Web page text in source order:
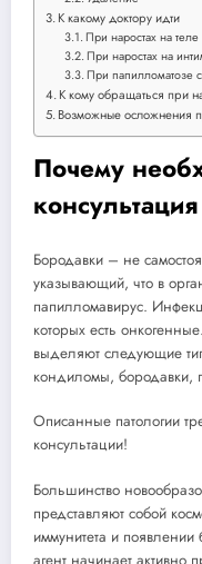
К какому доктору идти
При наростах на теле
При наростах на
При папилломатозе
К кому обращаться при
Возможные осложнения
Почему
консультация
Бородавки – не
указывающий, что в
папилломавирус.
которых есть
выделяют следующие
кондиломы, бородавки,
Описанные патологии
консультации!
Большинство
представляют собой
иммунитета и
агент начинает активно